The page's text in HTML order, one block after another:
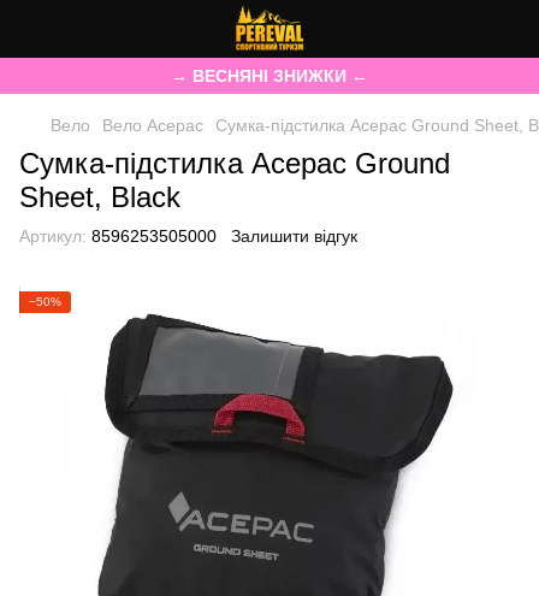
→ ВЕСНЯНІ ЗНИЖКИ ←
Вело Вело Acepac Сумка-підстилка Acepac Ground Sheet,
Сумка-підстилка Acepac Ground
Sheet, Black
Артикул: 8596253505000 Залишити відгук
−50%